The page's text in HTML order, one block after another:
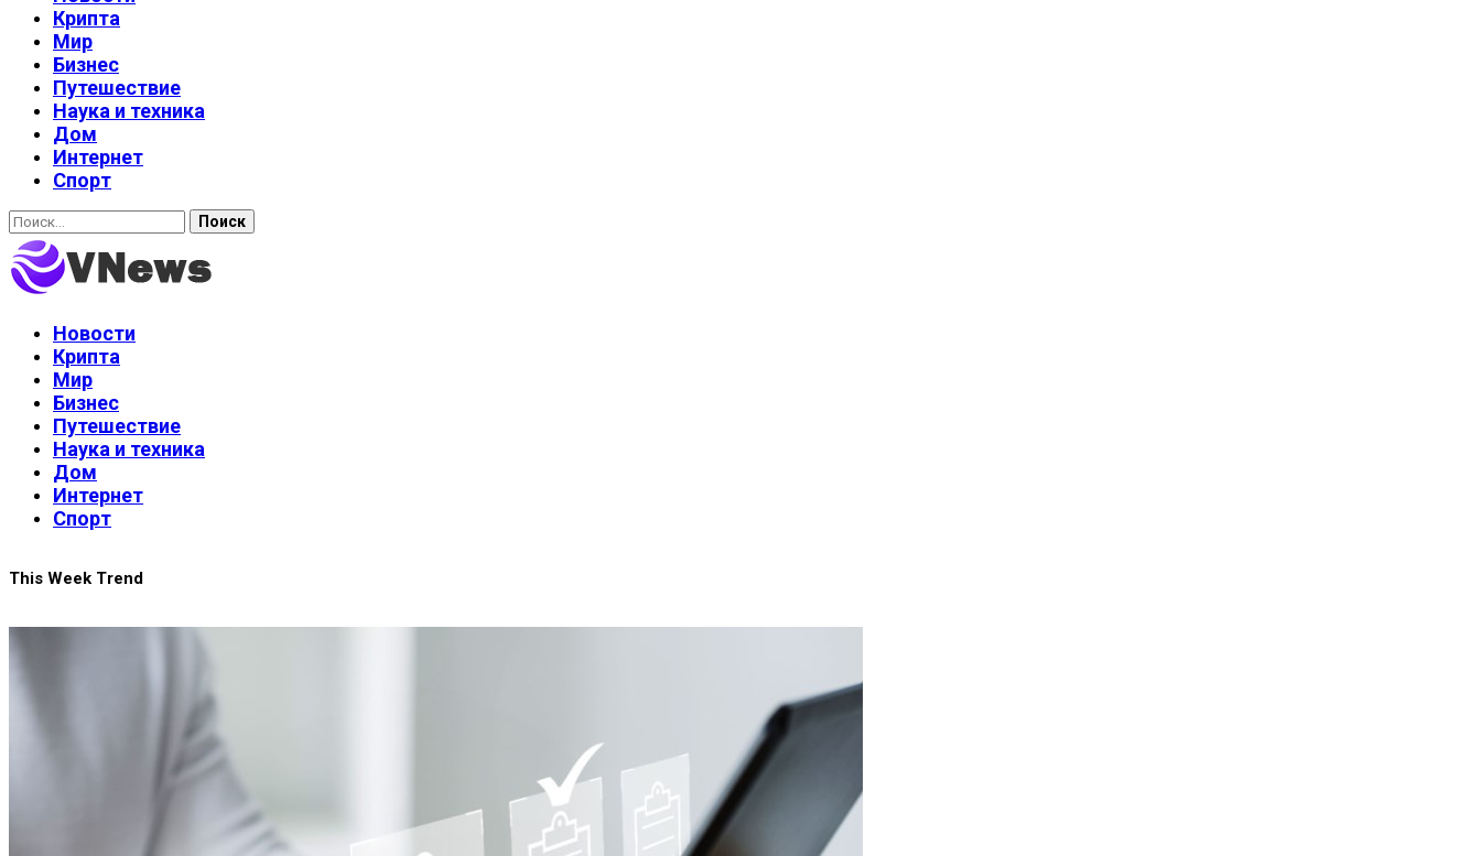
Крипта
Мир
Бизнес
Путешествие
Наука и техника
Дом
Интернет
Спорт
Найти:
Новости
Крипта
Мир
Бизнес
Путешествие
Наука и техника
Дом
Интернет
Спорт
This Week Trend